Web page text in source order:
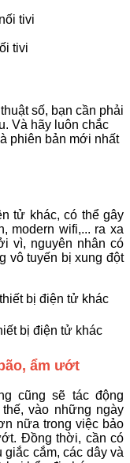
tivi
số, bạn cần phải
Và hãy luôn chắc
phiên bản mới nhất
tử khác, có thể gây
modern wifi,... ra xa
vì, nguyên nhân có
vô tuyến bị xung đột
bị điện tử khác
ẩm ướt
cũng sẽ tác động
vào những ngày
nữa trong việc bảo
Đồng thời, cần có
giắc cắm, các dây và